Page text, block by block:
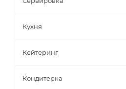
Кухня
Кейтеринг
Кондитерка